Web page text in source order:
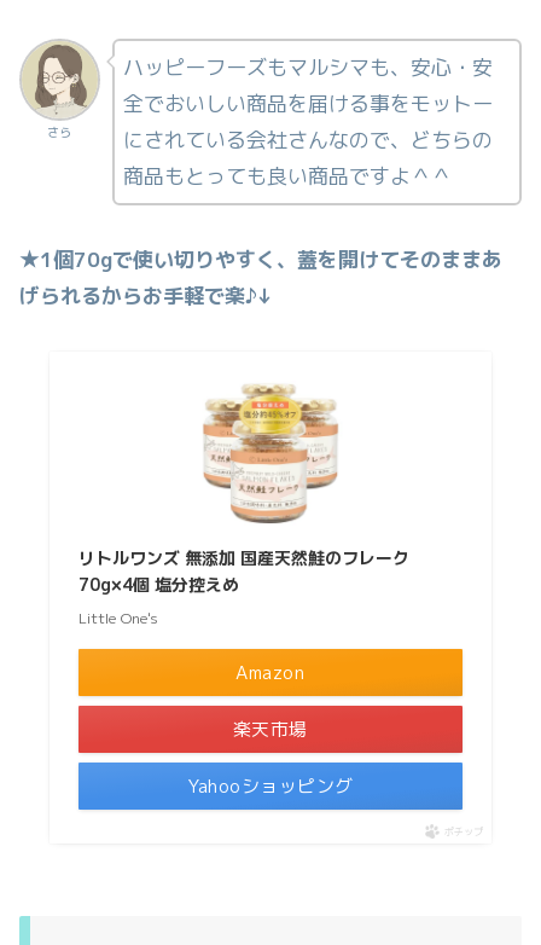
さら
ハッピーフーズもマルシマも、安心・安
全でおいしい商品を届ける事をモットー
にされている会社さんなので、どちらの
商品もとっても良い商品ですよ＾＾
★1個70gで使い切りやすく、蓋を開けてそのままあ
げられるからお手軽で楽♪↓
リトルワンズ 無添加 国産天然鮭のフレーク
70g×4個 塩分控えめ
Little One's
Amazon
楽天市場
Yahooショッピング
ポチップ